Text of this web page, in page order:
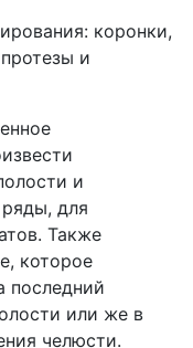
коронки,
и
и
для
Также
которое
последний
или же в
челюсти.